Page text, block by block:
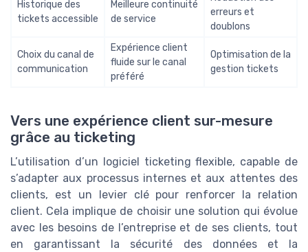
Historique des
tickets accessible
Meilleure continuité
de service
erreurs et
doublons
Choix du canal de
communication
Expérience client
fluide sur le canal
préféré
Optimisation de la
gestion tickets
Vers une expérience client sur-mesure
grâce au ticketing
L’utilisation d’un logiciel ticketing flexible, capable de
s’adapter aux processus internes et aux attentes des
clients, est un levier clé pour renforcer la relation
client. Cela implique de choisir une solution qui évolue
avec les besoins de l’entreprise et de ses clients, tout
en garantissant la sécurité des données et la